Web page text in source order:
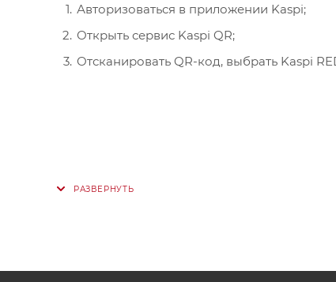
Авторизоваться в приложении Kaspi;
Открыть сервис Kaspi QR;
Отсканировать QR-код, выбрать Kaspi